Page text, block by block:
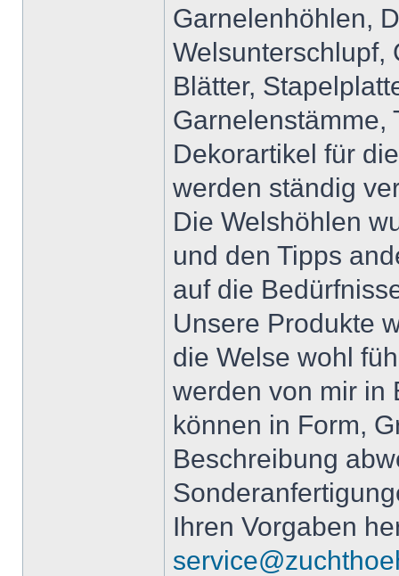
Garnelenhöhlen,
Welsunterschlupf,
Blätter,
Garnelenstämme,
Dekorartikel für
werden ständig
Die Welshöhlen
und den Tipps
auf die
Unsere Produkte
die Welse wohl
werden von mir in
können in Form,
Beschreibung
Ihren Vorgaben